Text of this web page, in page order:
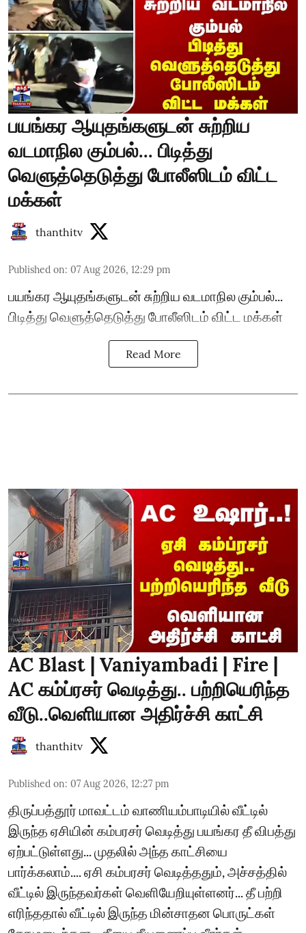
பயங்கர ஆயுதங்களுடன் சுற்றிய
வடமாநில கும்பல்... பிடித்து
வெளுத்தெடுத்து போலீஸிடம் விட்ட
மக்கள்
thanthitv
Published on: 07 Aug 2026, 12:29 pm
பயங்கர ஆயுதங்களுடன் சுற்றிய வடமாநில கும்பல்...
பிடித்து வெளுத்தெடுத்து போலீஸிடம் விட்ட மக்கள்
Read More
AC Blast | Vaniyambadi | Fire |
AC கம்ப்ரசர் வெடித்து.. பற்றியெரிந்த
வீடு..வெளியான அதிர்ச்சி காட்சி
thanthitv
Published on: 07 Aug 2026, 12:27 pm
திருப்பத்தூர் மாவட்டம் வாணியம்பாடியில் வீட்டில்
இருந்த ஏசியின் கம்பரசர் வெடித்து பயங்கர தீ விபத்து
ஏற்பட்டுள்ளது... முதலில் அந்த காட்சியை
பார்க்கலாம்.... ஏசி கம்பரசர் வெடித்ததும், அச்சத்தில்
வீட்டில் இருந்தவர்கள் வெளியேறியுள்ளனர்... தீ பற்றி
எரிந்ததால் வீட்டில் இருந்த மின்சாதன பொருட்கள்